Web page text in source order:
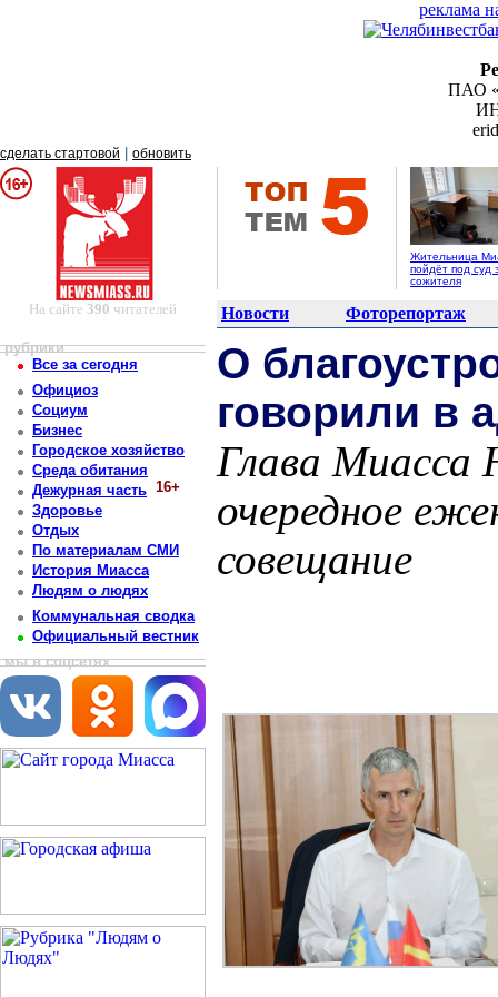
реклама
ПАО
сделать стартовой обновить
Жительница
пойдёт под суд
сожителя
На сайте 390 читателей Новости Фоторепортаж
рубрики
Все за сегодня
Официоз
Социум
Бизнес
Городское хозяйство
Среда обитания
Дежурная часть 16+
Здоровье
Отдых
По материалам СМИ
История Миасса
Людям о людях
Коммунальная сводка
Официальный вестник
мы в соцсетях
О
говорили в
Глава Миасса
очередное
совещание